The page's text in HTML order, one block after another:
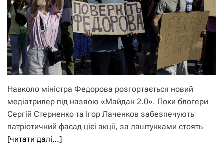
Навколо міністра Федорова розгортається новий
медіатрилер під назвою «Майдан 2.0». Поки блогери
Сергій Стерненко та Ігор Лаченков забезпечують
патріотичний фасад цієї акції, за лаштунками стоять
[читати далі…]